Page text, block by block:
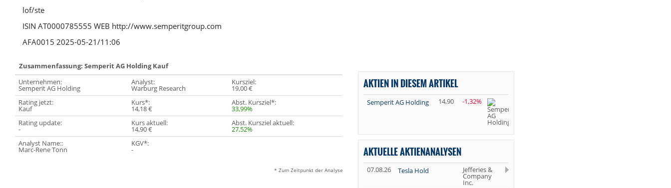
lof/ste
ISIN AT0000785555 WEB http://www.semperitgroup.com
AFA0015 2025-05-21/11:06
Zusammenfassung: Semperit AG Holding Kauf
Unternehmen:
Semperit AG Holding
Analyst:
Warburg Research
Kursziel:
19,00 €
Rating jetzt:
Kauf
Kurs*:
14,18 €
Abst. Kursziel*:
33,99%
Rating update:
-
Kurs aktuell:
14,90 €
Abst. Kursziel aktuell:
27,52%
Analyst Name::
Marc-Rene Tonn
KGV*:
-
* Zum Zeitpunkt der Analyse
AKTIEN IN DIESEM ARTIKEL
Semperit AG Holding 14,90 -1,32%
AKTUELLE AKTIENANALYSEN
07.08.26 Tesla Hold Jefferies &
Company
Inc.